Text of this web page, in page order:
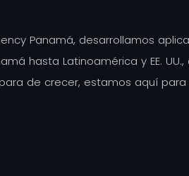
Panamá, desarrollamos
hasta Latinoamérica y EE.
de crecer, estamos aquí